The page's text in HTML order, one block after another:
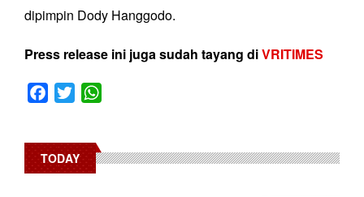
dipimpin Dody Hanggodo.
Press release ini juga sudah tayang diVRITIMES
Facebook
Twitter
TODAY